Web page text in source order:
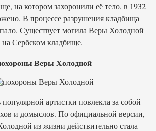
на котором захоронили её тело, в 1932
В процессе разрушения кладбища
Существует могила Веры Холодной
Сербском кладбище.
Веры Холодной
артистки повлекла за собой
и домыслов. По официальной версии,
из жизни действительно стала